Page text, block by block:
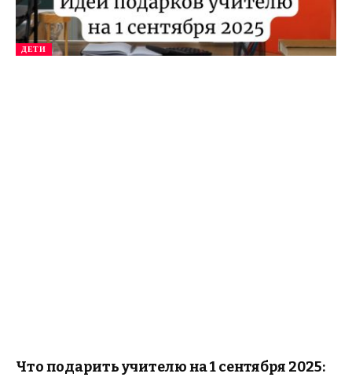
ДЕТИ
Что подарить учителю на 1 сентября 2025: